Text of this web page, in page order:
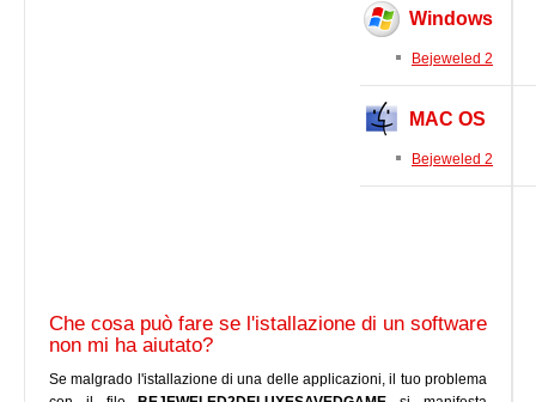
Windows
Bejeweled 2
MAC OS
Bejeweled 2
Che cosa può fare se l'istallazione di un software
non mi ha aiutato?
Se malgrado l'istallazione di una delle applicazioni, il tuo problema